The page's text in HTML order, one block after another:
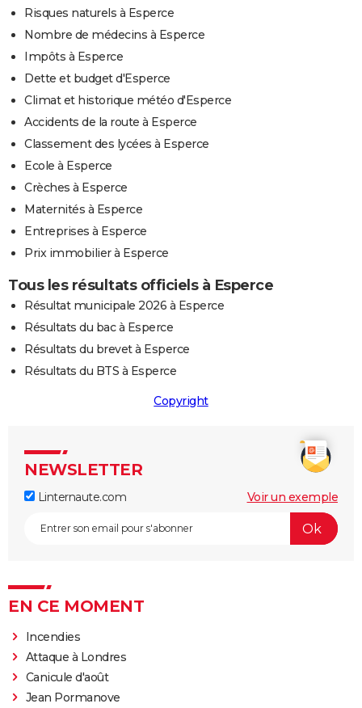
Risques naturels à Esperce
Nombre de médecins à Esperce
Impôts à Esperce
Dette et budget d'Esperce
Climat et historique météo d'Esperce
Accidents de la route à Esperce
Classement des lycées à Esperce
Ecole à Esperce
Crèches à Esperce
Maternités à Esperce
Entreprises à Esperce
Prix immobilier à Esperce
Tous les résultats officiels à Esperce
Résultat municipale 2026 à Esperce
Résultats du bac à Esperce
Résultats du brevet à Esperce
Résultats du BTS à Esperce
Copyright
NEWSLETTER
Linternaute.com Voir un exemple
EN CE MOMENT
Incendies
Attaque à Londres
Canicule d'août
Jean Pormanove